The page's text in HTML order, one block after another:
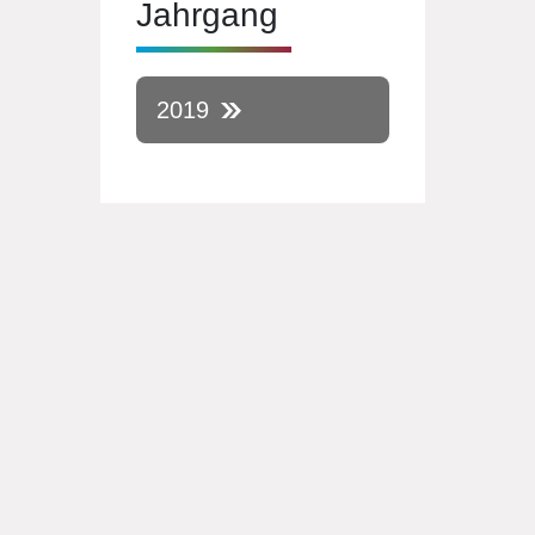
Jahrgang
2019